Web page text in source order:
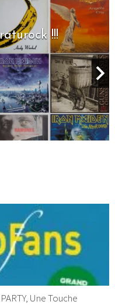
Days To
Une Touche